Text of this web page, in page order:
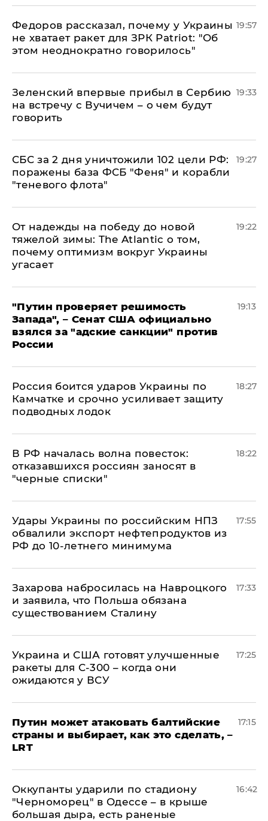
Федоров рассказал, почему у Украины
не хватает ракет для ЗРК Patriot: "Об
этом неоднократно говорилось"
19:57
Зеленский впервые прибыл в Сербию
на встречу с Вучичем – о чем будут
говорить
19:33
СБС за 2 дня уничтожили 102 цели РФ:
поражены база ФСБ "Феня" и корабли
"теневого флота"
19:27
От надежды на победу до новой
тяжелой зимы: The Atlantic о том,
почему оптимизм вокруг Украины
угасает
19:22
"Путин проверяет решимость
Запада", – Сенат США официально
взялся за "адские санкции" против
России
19:13
Россия боится ударов Украины по
Камчатке и срочно усиливает защиту
подводных лодок
18:27
​В РФ началась волна повесток:
отказавшихся россиян заносят в
"черные списки"
18:22
Удары Украины по российским НПЗ
обвалили экспорт нефтепродуктов из
РФ до 10-летнего минимума
17:55
​Захарова набросилась на Навроцкого
и заявила, что Польша обязана
существованием Сталину
17:33
Украина и США готовят улучшенные
ракеты для С-300 – когда они
ожидаются у ВСУ
17:25
Путин может атаковать балтийские
страны и выбирает, как это сделать, –
LRT
17:15
Оккупанты ударили по стадиону
"Черноморец" в Одессе – в крыше
большая дыра, есть раненые
16:42